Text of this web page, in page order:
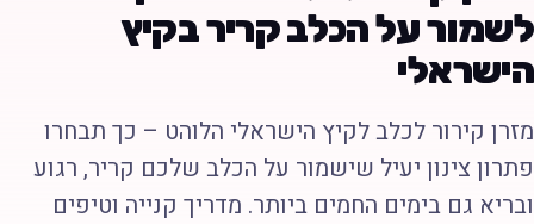
על הכלב קריר בקיץ
קירור לכלב לקיץ הישראלי הלוהט – כך תבחרו
צינון יעיל שישמור על הכלב שלכם קריר, רגוע
גם בימים החמים ביותר. מדריך קנייה וטיפים